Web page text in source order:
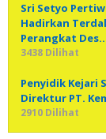
Sri Setyo
Hadirkan
Perangkat
3438 Dilihat
Penyidik Kejari
Direktur PT.
2910 Dilihat